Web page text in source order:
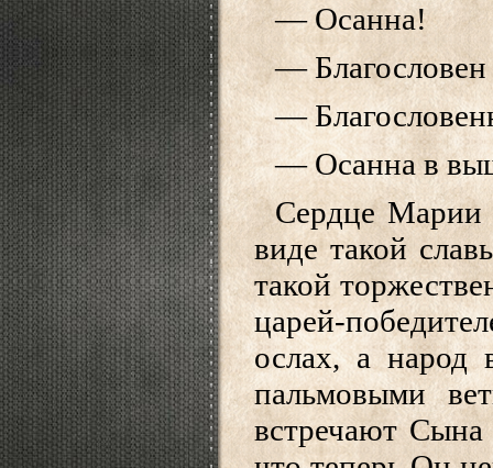
— Осанна!
—
—
— Осанна в
Сердце Марии
виде такой
такой
царей-
ослах, а народ
пальмовыми
встречают Сына